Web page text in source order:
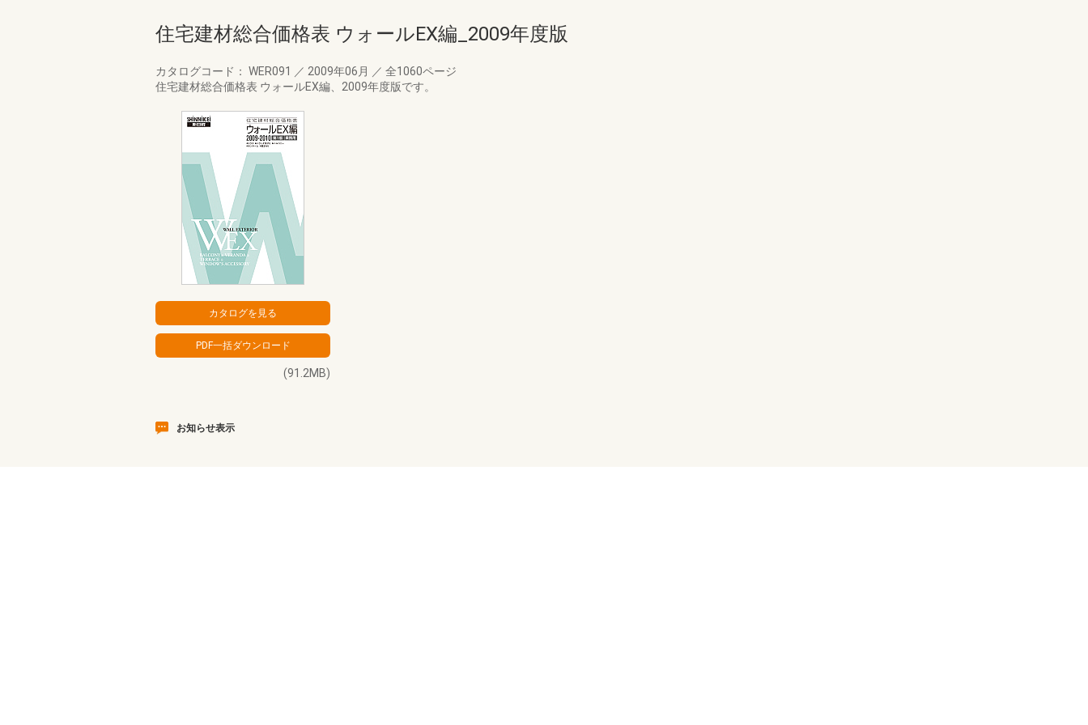
住宅建材総合価格表 ウォールEX編_2009年度版
カタログコード： WER091 ／ 2009年06月 ／ 全1060ページ
住宅建材総合価格表 ウォールEX編、2009年度版です。
(91.2MB)
お知らせ表示